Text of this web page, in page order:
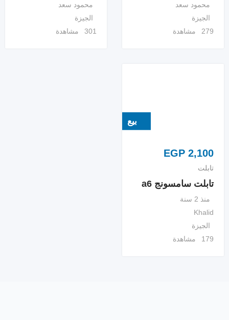
محمود سعد
الجيزة
279 مشاهدة
محمود سعد
الجيزة
301 مشاهدة
بيع
EGP 2,100
تابلت
تابلت سامسونج a6
منذ 2 سنة
Khalid
الجيزة
179 مشاهدة